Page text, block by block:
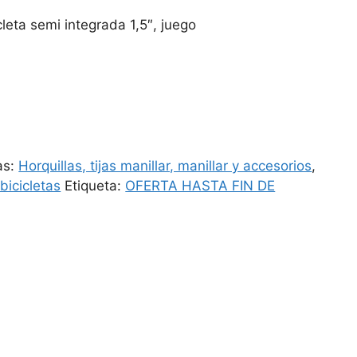
semi integrada 1,5″, juego
Horquillas, tijas manillar, manillar y accesorios,
Etiqueta: OFERTA HASTA FIN DE